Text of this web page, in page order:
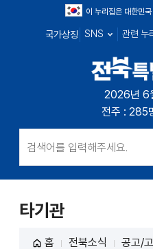
전북
2026년 6
전주 : 285
이 누리집은 대한민
국가상징 SNS 관련 누
타기관
홈 전북소식 공고/